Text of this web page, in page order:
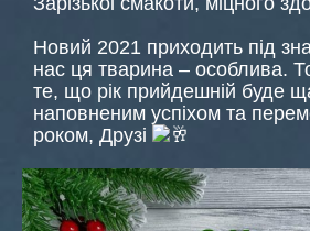
Новий 2021 приходить під
нас ця тварина – особлива.
те, що рік прийдешній буде
наповненим успіхом та
роком, Друзі